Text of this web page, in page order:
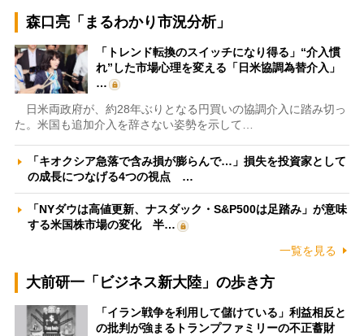
森口亮「まるわかり市況分析」
「トレンド転換のスイッチになり得る」“介入慣
れ”した市場心理を変える「日米協調為替介入」
…
日米両政府が、約28年ぶりとなる円買いの協調介入に踏み切っ
た。米国も追加介入を辞さない姿勢を示して…
「キオクシア急落で含み損が膨らんで…」損失を投資家として
の成長につなげる4つの視点 …
「NYダウは高値更新、ナスダック・S&P500は足踏み」が意味
する米国株市場の変化 半…
一覧を見る
大前研一「ビジネス新大陸」の歩き方
「イラン戦争を利用して儲けている」利益相反と
の批判が強まるトランプファミリーの不正蓄財